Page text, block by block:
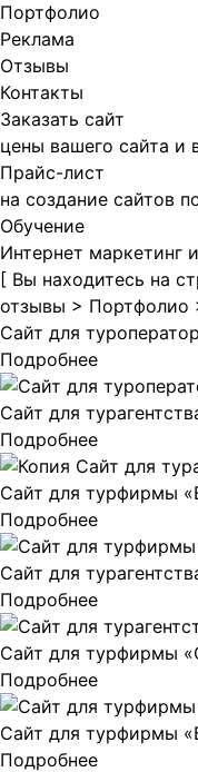
Портфолио
Реклама
Отзывы
Контакты
Заказать сайт
цены вашего сайта и
Прайс-лист
на создание сайтов
Обучение
Интернет маркетинг
[ Вы находитесь на
отзывы > Портфолио
Сайт для
Подробнее
Сайт для
Подробнее
Сайт для турфирмы
Подробнее
Сайт для
Подробнее
Сайт для турфирмы
Подробнее
Сайт для турфирмы
Подробнее